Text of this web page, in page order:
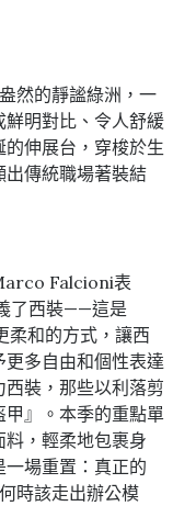
然的靜謐綠洲，一
明對比、令人舒緩
伸展台，穿梭於生
傳統職場著裝結
Falcioni表
了西裝——這是
柔和的方式，讓西
多自由和個性表達
裝，那些以利落剪
』。本季的重點單
，輕柔地包裹身
場重置：真正的
時該走出辦公模